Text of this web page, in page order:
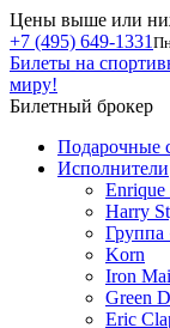
Цены выше или
+7 (495) 649-1331
Билеты на
миру!
Билетный брокер
Подарочные
Исполнители
Enrique
Harry
Korn
Iron
Green
Eric